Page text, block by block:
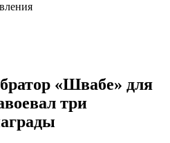
«Швабе» для
три